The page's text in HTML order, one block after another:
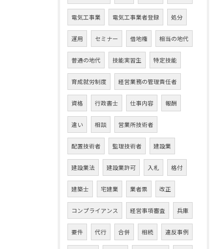
電気工事業 電気工事業者登録 処分
運用 セミナー 借地権 相当の地代
普通の地代 技能実習生 特定技能
育成就労制度 経営業務の管理責任者
資格 行政書士 仕事内容 報酬
違い 相談 営業所技術者
配置技術者 監理技術者 建設業
建設業法 建設業許可 入札 格付
建築士 宅建業 業者票 改正
コンプライアンス 経営事項審査 兵庫
要件 代行 合併 相続 違反事例